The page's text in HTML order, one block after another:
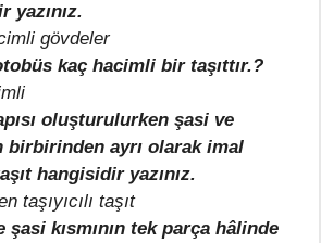
yazınız.
gövdeler
kaç hacimli bir taşıttır.?
oluşturulurken şasi ve
birbirinden ayrı olarak imal
hangisidir yazınız.
taşıyıcılı taşıt
şasi kısmının tek parça hâlinde